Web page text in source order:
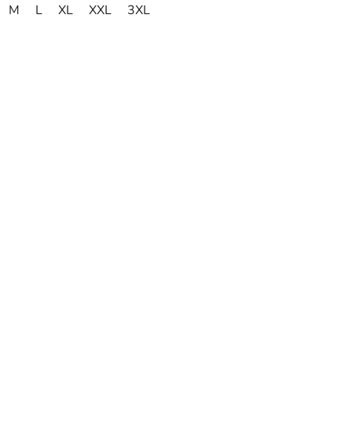
M L XL XXL 3XL